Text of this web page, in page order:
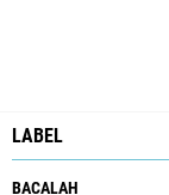
LABEL
BACALAH